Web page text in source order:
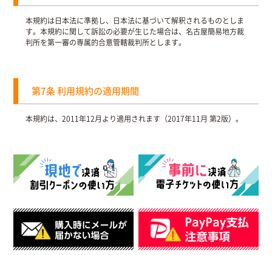
本規約は日本法に準拠し、日本法に基づいて解釈されるものとしま
す。本規約に関して訴訟の必要が生じた場合は、名古屋簡易地方裁
判所を第一審の専属的合意管轄裁判所とします。
第7条 利用規約の適用期間
本規約は、2011年12月より適用されます（2017年11月 第2版）。